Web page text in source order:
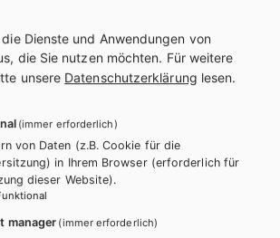
PDF | 1.46 MB
| 1.43 MB
PDF | 1.44 MB
| 1.46 MB
PDF | 1.43 MB
Dienste und Anwendungen von
die Sie nutzen möchten. Für weitere
unsere Datenschutzerklärung lesen.
(immer erforderlich)
von Daten (z.B. Cookie für die
in Ihrem Browser (erforderlich für
dieser Website).
manager (immer erforderlich)